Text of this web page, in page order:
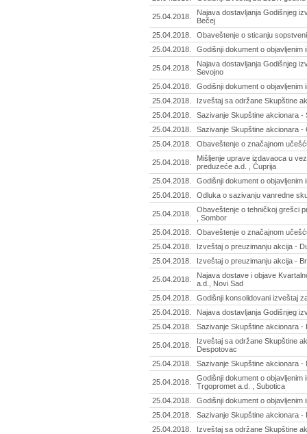
25.04.2018.
Najava dostavljanja Godišnjeg
Bečej
25.04.2018.
Obaveštenje o sticanju
25.04.2018.
Godišnji dokument o
25.04.2018.
Najava dostavljanja Godišnjeg
Sevojno
25.04.2018.
Godišnji dokument o objavljenim
25.04.2018.
Izveštaj sa održane Skupštine
25.04.2018.
Sazivanje Skupštine akcionara
25.04.2018.
Sazivanje Skupštine akcionara
25.04.2018.
Obaveštenje o značajnom
25.04.2018.
Mišljenje uprave izdavaoca u
preduzeće a.d. , Ćuprija
25.04.2018.
Godišnji dokument o objavljenim
25.04.2018.
Odluka o sazivanju vanredne
25.04.2018.
Obaveštenje o tehničkoj grešci
, Sombor
25.04.2018.
Obaveštenje o značajnom
25.04.2018.
Izveštaj o preuzimanju akcija -
25.04.2018.
Izveštaj o preuzimanju akcija -
25.04.2018.
Najava dostave i objave
a.d., Novi Sad
25.04.2018.
Godišnji konsolidovani izveštaj
25.04.2018.
Najava dostavljanja Godišnjeg
25.04.2018.
Sazivanje Skupštine akcionara -
25.04.2018.
Izveštaj sa održane Skupštine
Despotovac
25.04.2018.
Sazivanje Skupštine akcionara -
25.04.2018.
Godišnji dokument o
Trgopromet a.d. , Subotica
25.04.2018.
Godišnji dokument o
25.04.2018.
Sazivanje Skupštine akcionara -
25.04.2018.
Izveštaj sa održane Skupštine